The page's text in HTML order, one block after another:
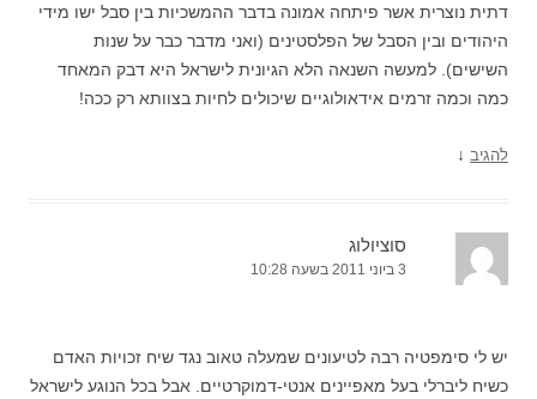
דתית נוצרית אשר פיתחה אמונה בדבר ההמשכיות בין סבל ישו מידי
היהודים ובין הסבל של הפלסטינים (ואני מדבר כבר על שנות
השישים). למעשה השנאה הלא הגיונית לישראל היא דבק המאחד
כמה וכמה זרמים אידאולוגיים שיכולים לחיות בצוותא רק ככה!
להגיב ↓
סוציולוג
יש לי סימפטיה רבה לטיעונים שמעלה טאוב נגד שיח זכויות האדם
כשיח ליברלי בעל מאפיינים אנטי-דמוקרטיים. אבל בכל הנוגע לישראל